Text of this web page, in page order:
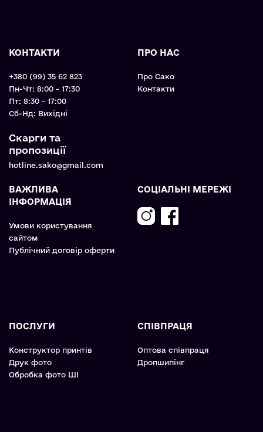
КОНТАКТИ
+380 (99) 35 62 823
Пн-Чт: 8:00 - 17:30
Пт: 8:30 - 17:00
Cб-Нд: Вихідні
Скарги та
пропозиції
hotline.sako@gmail.com
ПРО НАС
Про Сако
Контакти
ВАЖЛИВА
ІНФОРМАЦІЯ
Умови користування
сайтом
Публічний договір оферти
СОЦІАЛЬНІ МЕРЕЖІ
ПОСЛУГИ
Конструктор принтів
Друк фото
Обробка фото ШІ
СПІВПРАЦЯ
Оптова співпраця
Дропшипінг